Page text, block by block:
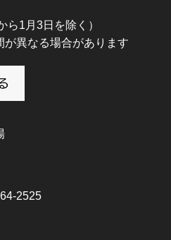
ら1月3日を除く）
異なる場合があります
2525